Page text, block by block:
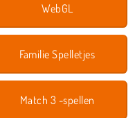
WebGL
Familie Spelletjes
Match 3 -spellen